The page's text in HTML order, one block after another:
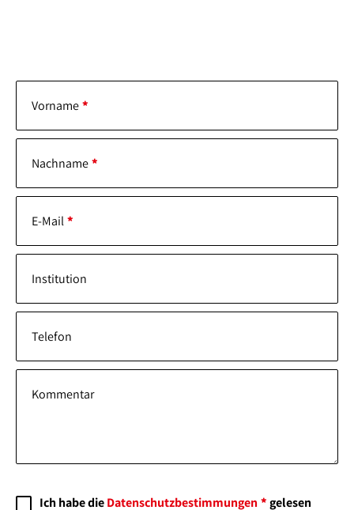
Vorname
Nachname
E-Mail
Institution
Telefon
Kommentar
Ich habe dieDatenschutz­bestimmungen gelesen